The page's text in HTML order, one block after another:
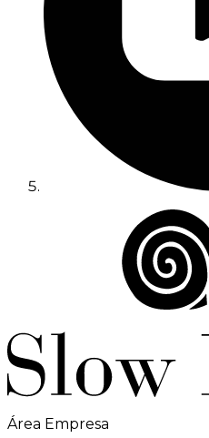
Área Empresa